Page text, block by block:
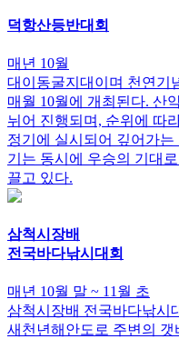
덕항산등반대회
매년 10월
대이동굴지대이며 천연기
매월 10월에 개최된다. 산
뉘어 진행되며, 순위에 따
정기에 실시되어 깊어가
기는 동시에 우승의 기대
끌고 있다.
삼척시장배
전국바다낚시대회
매년 10월 말 ~ 11월 초
삼척시장배 전국바다낚시
새천년해안도로 주변의